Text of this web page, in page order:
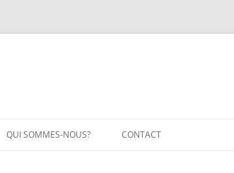
QUI SOMMES-NOUS? CONTACT